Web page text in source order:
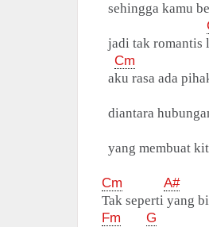
sehingga kamu
jadi tak romantis
Cm
aku rasa ada
diantara
yang membuat
Cm A#
Tak seperti yang
Fm
G